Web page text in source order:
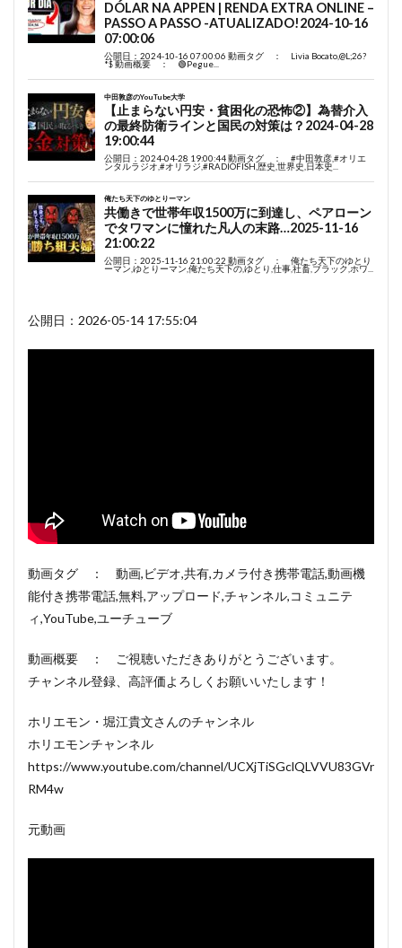
公開日：2026-05-14 17:55:04
動画タグ ： 動画,ビデオ,共有,カメラ付き携帯電話,動画機
能付き携帯電話,無料,アップロード,チャンネル,コミュニテ
ィ,YouTube,ユーチューブ
動画概要 ： ご視聴いただきありがとうございます。
チャンネル登録、高評価よろしくお願いいたします！
ホリエモン・堀江貴文さんのチャンネル
ホリエモンチャンネル
https://www.youtube.com/channel/UCXjTiSGclQLVVU83GVr
RM4w
元動画